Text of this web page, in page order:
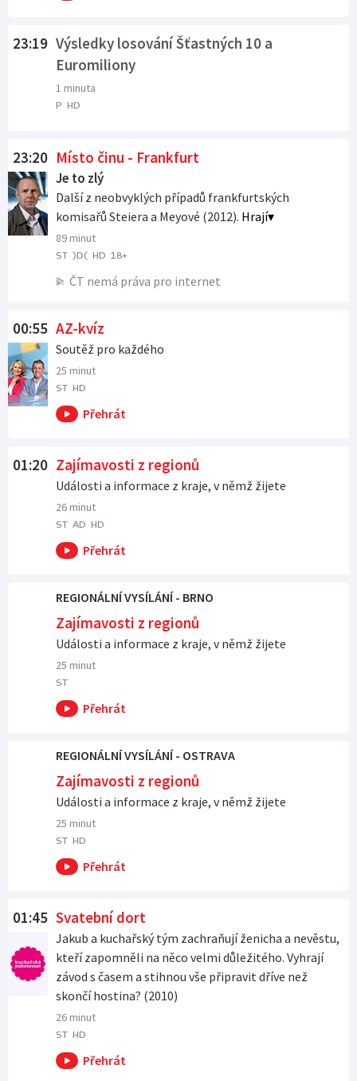
23:19 Výsledky losování Šťastných 10 a
Euromiliony
1 minuta
P HD
23:20 Místo činu - Frankfurt
Je to zlý
Další z neobvyklých případů frankfurtských
komisařů Steiera a Meyové (2012). Hrají
89 minut
ST )D( HD 18+
ČT nemá práva pro internet
Večer od 20:00 na ČT2
Večer od 20:00 na ČT24
Večer od 20:00 na ČT sport
Večer od 20:00 na ČT art
Po půlnoci od 24:00 na ČT1
00:55 AZ-kvíz
Soutěž pro každého
25 minut
ST HD
01:20 Zajímavosti z regionů
Události a informace z kraje, v němž žijete
26 minut
ST AD HD
REGIONÁLNÍ VYSÍLÁNÍ - BRNO
Zajímavosti z regionů
Události a informace z kraje, v němž žijete
25 minut
ST
REGIONÁLNÍ VYSÍLÁNÍ - OSTRAVA
Zajímavosti z regionů
Události a informace z kraje, v němž žijete
25 minut
ST HD
01:45 Svatební dort
Jakub a kuchařský tým zachraňují ženicha a nevěstu,
kteří zapomněli na něco velmi důležitého. Vyhrají
závod s časem a stihnou vše připravit dříve než
skončí hostina? (2010)
26 minut
ST HD